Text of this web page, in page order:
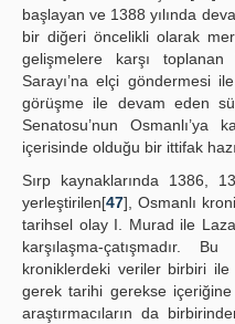
başlayan ve 1388 yılında
bir diğeri öncelikli olarak
gelişmelere karşı toplanan
Sarayı’na elçi göndermesi
görüşme ile devam eden
Senatosu’nun Osmanlı’ya
içerisinde olduğu bir ittifak
Sırp kaynaklarında 1386,
yerleştirilen[47], Osmanlı
tarihsel olay I. Murad ile
karşılaşma-çatışmadır.
kroniklerdeki veriler birbiri ile
gerek tarihi gerekse
araştırmacıların da